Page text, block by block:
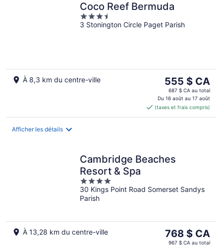
Coco Reef Bermuda
3.5
out
3 Stonington Circle Paget Parish
À 8,3 km du centre-ville
Le
prix
est
de 555 $ CA
par
555 $ CA
687 $ CA au total
Du 16 août au 17 août
(taxes et frais compris)
Afficher les détails
Cambridge Beaches
Resort & Spa
4
out
of
30 Kings Point Road Somerset Sandys
Parish
À 13,28 km du centre-ville
Le
prix
768 $ CA
967 $ CA au total